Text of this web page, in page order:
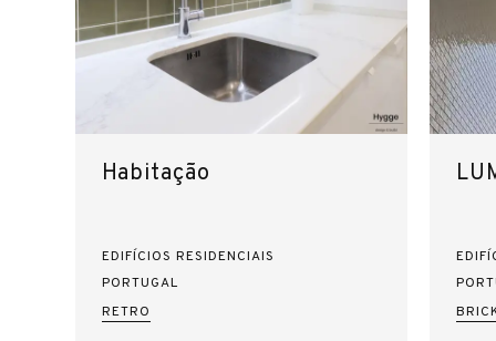
Habitação
EDIFÍCIOS RESIDENCIAIS
PORTUGAL
RETRO